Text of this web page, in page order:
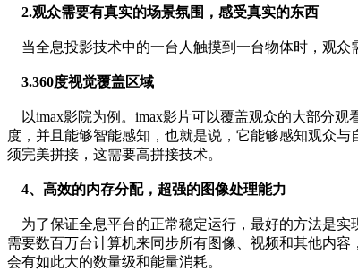
2.观众需要有真实的场景氛围，感受真实的东西
当全息投影技术中的一台人触摸到一台物体时，观众
3.360度视觉覆盖区域
以imax影院为例。imax影片可以覆盖观众的大部分观
度，并且能够智能感知，也就是说，它能够感知观众
须完美拼接，这需要高拼接技术。
4、高效的内存分配，超强的图像处理能力
为了保证全息平台的正常稳定运行，最好的方法是实
需要数百万台计算机来同步所有图像、视频和其他内
会有如此大的数量级和能量消耗。